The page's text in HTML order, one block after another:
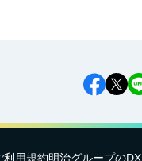
利用規約明治グループのDX